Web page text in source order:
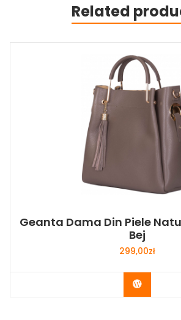
Related
Geanta Dama Din Piele
Bej
299,00zł
Buy Now